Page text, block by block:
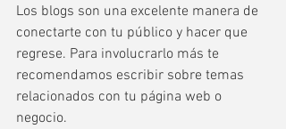
Los blogs son una excelente manera de
conectarte con tu público y hacer que
regrese. Para involucrarlo más te
recomendamos escribir sobre temas
relacionados con tu página web o
negocio.